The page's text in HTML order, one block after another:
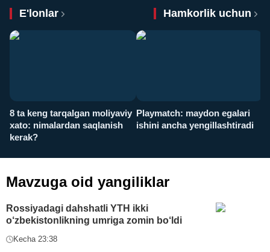
E'lonlar Hamkorlik uchun
8 ta keng tarqalgan moliyaviy
xato: nimalardan saqlanish
kerak?
Playmatch: maydon egalari
ishini ancha yengillashtiradi
Mavzuga oid yangiliklar
Rossiyadagi dahshatli YTH ikki
o‘zbekistonlikning umriga zomin bo‘ldi
Kecha 23:38